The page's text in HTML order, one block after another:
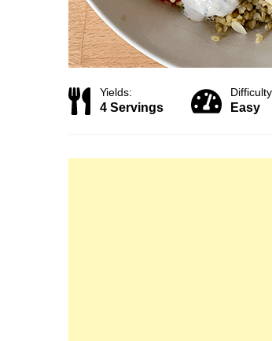
Yields:
4 Servings Easy